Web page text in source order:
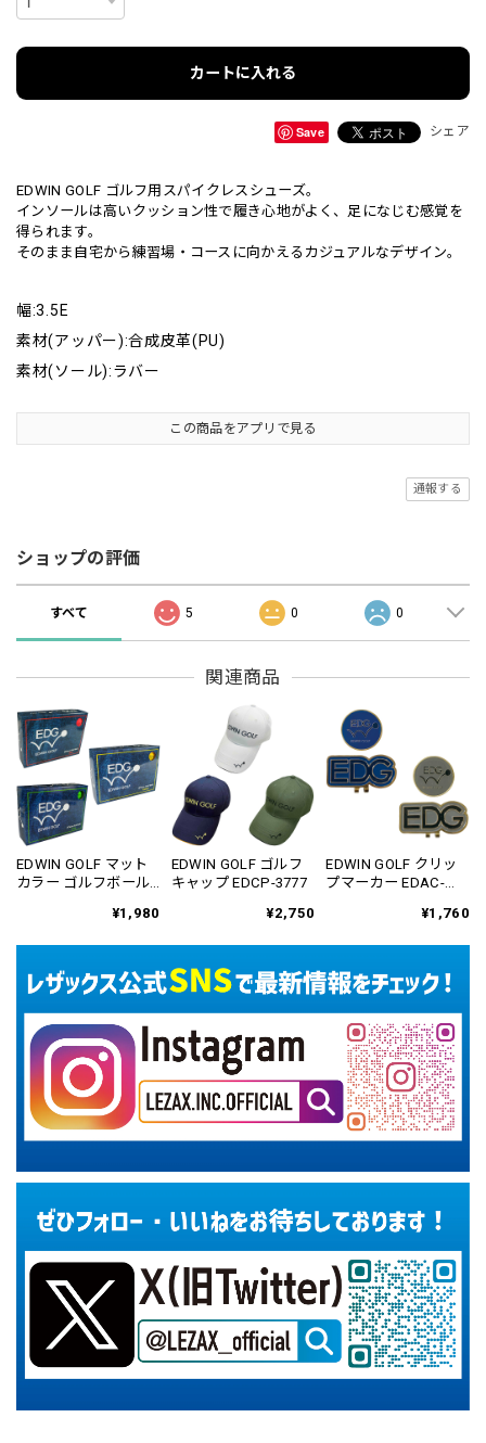
カートに入れる
Save シェア
EDWIN GOLF ゴルフ用スパイクレスシューズ。
インソールは高いクッション性で履き心地がよく、足になじむ感覚を
得られます。
そのまま自宅から練習場・コースに向かえるカジュアルなデザイン。
幅:3.5E
素材(アッパー):合成皮革(PU)
素材(ソール):ラバー
この商品をアプリで見る
通報する
ショップの評価
すべて 5 0 0
関連商品
EDWIN GOLF マット
カラー ゴルフボール
¥1,980
EDWIN GOLF ゴルフ
キャップ EDCP-3777
¥2,750
EDWIN GOLF クリッ
プマーカー EDAC-
¥1,760